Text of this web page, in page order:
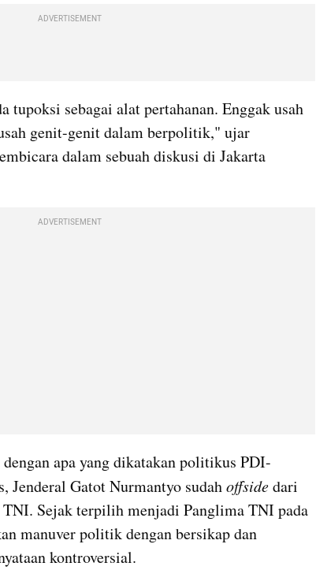
ADVERTISEMENT
tupoksi sebagai alat pertahanan. Enggak usah
genit-genit dalam berpolitik," ujar
dalam sebuah diskusi di Jakarta
ADVERTISEMENT
dengan apa yang dikatakan politikus PDI-
Jenderal Gatot Nurmantyo sudah offside dari
TNI. Sejak terpilih menjadi Panglima TNI pada
manuver politik dengan bersikap dan
kontroversial.